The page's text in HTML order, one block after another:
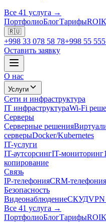
Все 41 услуга →
ПортфолиоБлогТарифыROI
🇷🇺
+998 33 078 58 78+998 55
Оставить заявку
О нас
Услуги
Сети и инфраструктура
IT инфраструктураWi-Fi
Серверы
Серверные решения
серверыDocker/Kubernetes
IT-услуги
IT-аутсорсингIT-мониторинг
копирование
Связь
IP-телефонияCRM-телефония
Безопасность
ВидеонаблюдениеСКУДVPN
Все 41 услуга →
ПортфолиоБлогТарифыROI